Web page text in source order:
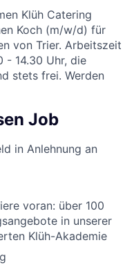
Klüh Catering
Koch (m/w/d) für
von Trier. Arbeitszeit
- 14.30 Uhr, die
stets frei. Werden
Job
in Anlehnung an
voran: über 100
in unserer
Klüh-Akademie